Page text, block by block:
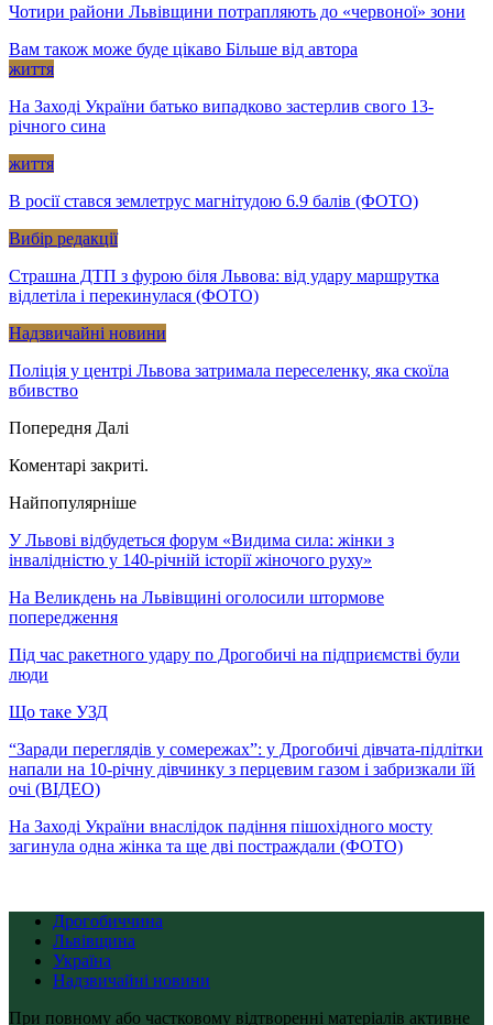
Чотири райони Львівщини потрапляють до «червоної» зони
Вам також може буде цікаво Більше від автора
життя
На Заході України батько випадково застерлив свого 13-
річного сина
життя
В росії стався землетрус магнітудою 6.9 балів (ФОТО)
Вибір редакції
Страшна ДТП з фурою біля Львова: від удару маршрутка
відлетіла і перекинулася (ФОТО)
Надзвичайні новини
Поліція у центрі Львова затримала переселенку, яка скоїла
вбивство
Попередня Далі
Коментарі закриті.
Найпопулярніше
У Львові відбудеться форум «Видима сила: жінки з
інвалідністю у 140-річній історії жіночого руху»
На Великдень на Львівщині оголосили штормове
попередження
Під час ракетного удару по Дрогобичі на підприємстві були
люди
Що таке УЗД
“Заради переглядів у сомережах”: у Дрогобичі дівчата-підлітки
напали на 10-річну дівчинку з перцевим газом і забризкали їй
очі (ВІДЕО)
На Заході України внаслідок падіння пішохідного мосту
загинула одна жінка та ще дві постраждали (ФОТО)
Дрогобиччина
Львівщина
Україна
Надзвичайні новини
При повному або частковому відтворенні матеріалів активне